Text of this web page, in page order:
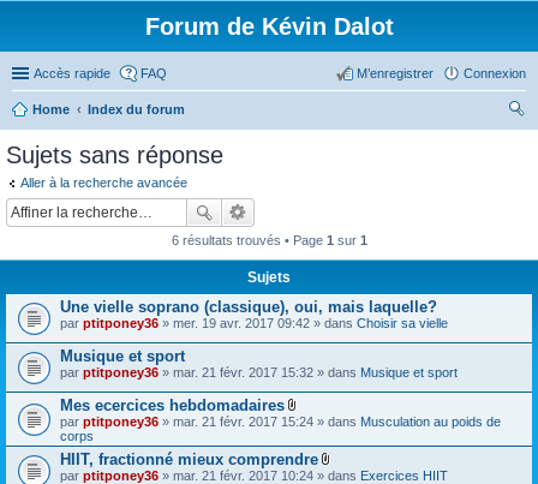
Forum de Kévin Dalot
Accès rapide FAQ Connexion
M’enregistrer
Home
Index du forum
Sujets sans réponse
Aller à la recherche avancée
6 résultats trouvés • Page 1 sur 1
Sujets
Une vielle soprano (classique), oui, mais laquelle?
par ptitponey36 » mer. 19 avr. 2017 09:42 » dans Choisir sa vielle
Musique et sport
par ptitponey36 » mar. 21 févr. 2017 15:32 » dans Musique et sport
Mes ecercices hebdomadaires
F
c
h
i
par ptitponey36 » mar. 21 févr. 2017 15:24 » dans Musculation au poids de
corps
HIIT, fractionné mieux comprendre
F
par ptitponey36 » mar. 21 févr. 2017 10:24 » dans Exercices HIIT